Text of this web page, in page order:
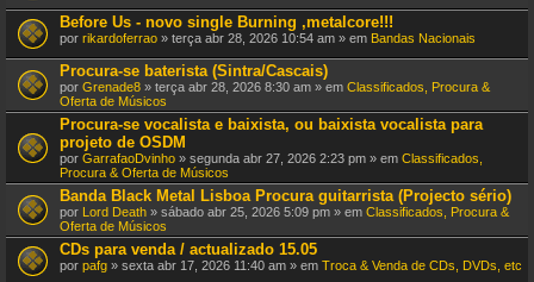
Before Us - novo single Burning ,metalcore!!!
por rikardoferrao » terça abr 28, 2026 10:54 am » em Bandas Nacionais
Procura-se baterista (Sintra/Cascais)
por Grenade8 » terça abr 28, 2026 8:30 am » em Classificados, Procura &
Oferta de Músicos
Procura-se vocalista e baixista, ou baixista vocalista para
projeto de OSDM
por GarrafaoDvinho » segunda abr 27, 2026 2:23 pm » em Classificados,
Procura & Oferta de Músicos
Banda Black Metal Lisboa Procura guitarrista (Projecto sério)
por Lord Death » sábado abr 25, 2026 5:09 pm » em Classificados, Procura &
Oferta de Músicos
CDs para venda / actualizado 15.05
por pafg » sexta abr 17, 2026 11:40 am » em Troca & Venda de CDs, DVDs, etc